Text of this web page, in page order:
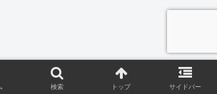
検索 トップ サイドバー